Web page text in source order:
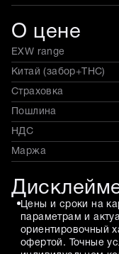
О цене
EXW range
Китай (забор+THC)
Страховка
Пошлина
НДС
Маржа
Цены и сроки на
параметрам и
ориентировочный
офертой. Точные